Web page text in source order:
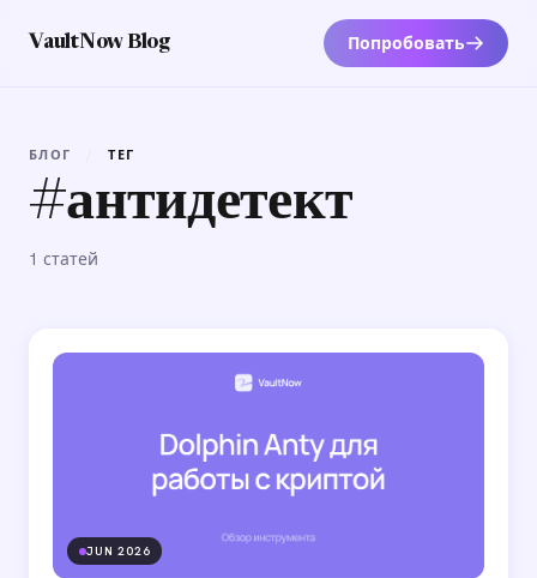
VaultNow Blog Попробовать
БЛОГ ТЕГ
#антидетект
1 статей
JUN 2026